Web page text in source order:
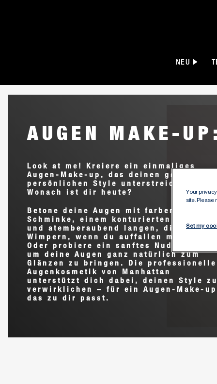
NEU
AUGEN MAKE-
Look at me! Kreiere ein einmaliges
Augen-Make-up, das deinen ganz
persönlichen Style unterstreicht.
Wonach ist dir heute?
Betone deine Augen mit farbenfroher
Schminke, einem konturierten
und atemberaubend langen, dichten
Wimpern, wenn du auffallen möchtest.
Oder probiere ein sanftes Nude-Make-
um deine Augen ganz natürlich zum
Glänzen zu bringen. Die professionelle
Augenkosmetik von Manhattan
unterstützt dich dabei, deinen Style
verwirklichen – für ein Augen-Make-
das zu dir passt.
Your
site. Please
Set my